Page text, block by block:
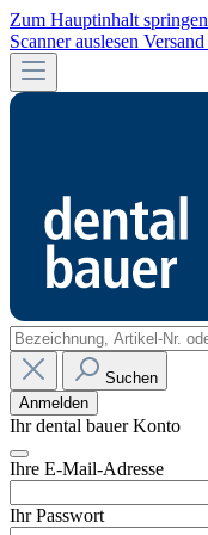
Zum Hauptinhalt springen
Scanner auslesen Versand
Suchen
Anmelden
Ihr dental bauer Konto
Ihre E-Mail-Adresse
Ihr Passwort